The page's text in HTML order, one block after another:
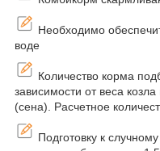
Необходимо
воде
Количество корма
зависимости от веса
(сена). Расчетное
Подготовку к